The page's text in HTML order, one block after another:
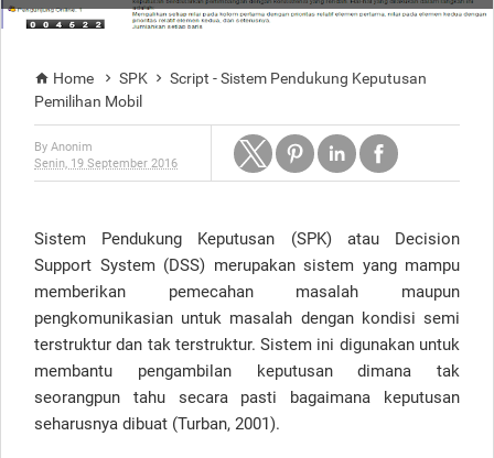
 Home  SPK  Script - Sistem Pendukung Keputusan
Pemilihan Mobil
By Anonim
Senin, 19 September 2016
Sistem Pendukung Keputusan (SPK) atau Decision
Support System (DSS) merupakan sistem yang mampu
memberikan pemecahan masalah maupun
pengkomunikasian untuk masalah dengan kondisi semi
terstruktur dan tak terstruktur. Sistem ini digunakan untuk
membantu pengambilan keputusan dimana tak
seorangpun tahu secara pasti bagaimana keputusan
seharusnya dibuat (Turban, 2001).